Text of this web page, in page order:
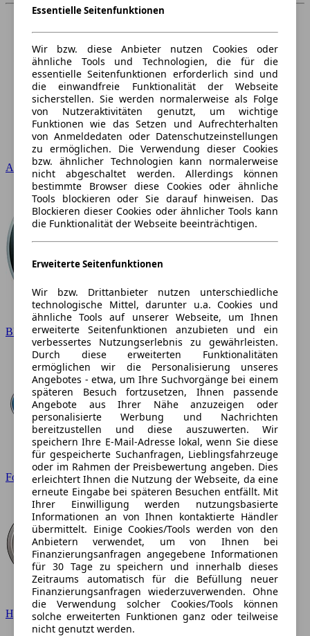
Audi
BMW
Ford
Hyundai
Essentielle Seitenfunktionen
Wir bzw. diese Anbieter nutzen Cookies oder
ähnliche Tools und Technologien, die für die
essentielle Seitenfunktionen erforderlich sind und
die einwandfreie Funktionalität der Webseite
sicherstellen. Sie werden normalerweise als Folge
von Nutzeraktivitäten genutzt, um wichtige
Funktionen wie das Setzen und Aufrechterhalten
von Anmeldedaten oder Datenschutzeinstellungen
zu ermöglichen. Die Verwendung dieser Cookies
bzw. ähnlicher Technologien kann normalerweise
nicht abgeschaltet werden. Allerdings können
bestimmte Browser diese Cookies oder ähnliche
Tools blockieren oder Sie darauf hinweisen. Das
Blockieren dieser Cookies oder ähnlicher Tools kann
die Funktionalität der Webseite beeinträchtigen.
Erweiterte Seitenfunktionen
Wir bzw. Drittanbieter nutzen unterschiedliche
technologische Mittel, darunter u.a. Cookies und
ähnliche Tools auf unserer Webseite, um Ihnen
erweiterte Seitenfunktionen anzubieten und ein
verbessertes Nutzungserlebnis zu gewährleisten.
Durch diese erweiterten Funktionalitäten
ermöglichen wir die Personalisierung unseres
Angebotes - etwa, um Ihre Suchvorgänge bei einem
späteren Besuch fortzusetzen, Ihnen passende
Angebote aus Ihrer Nähe anzuzeigen oder
personalisierte Werbung und Nachrichten
bereitzustellen und diese auszuwerten. Wir
speichern Ihre E-Mail-Adresse lokal, wenn Sie diese
für gespeicherte Suchanfragen, Lieblingsfahrzeuge
oder im Rahmen der Preisbewertung angeben. Dies
erleichtert Ihnen die Nutzung der Webseite, da eine
erneute Eingabe bei späteren Besuchen entfällt. Mit
Ihrer Einwilligung werden nutzungsbasierte
Informationen an von Ihnen kontaktierte Händler
übermittelt. Einige Cookies/Tools werden von den
Anbietern verwendet, um von Ihnen bei
Finanzierungsanfragen angegebene Informationen
für 30 Tage zu speichern und innerhalb dieses
Zeitraums automatisch für die Befüllung neuer
Finanzierungsanfragen wiederzuverwenden. Ohne
die Verwendung solcher Cookies/Tools können
solche erweiterten Funktionen ganz oder teilweise
nicht genutzt werden.